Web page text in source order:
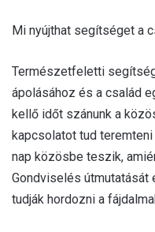
Mi nyújthat segítséget a
Természetfeletti
ápolásához és a család
kellő időt szánunk a
kapcsolatot tud
nap közösbe teszik,
Gondviselés útmutatását
tudják hordozni a